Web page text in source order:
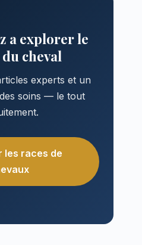
a explorer le
cheval
experts et un
soins — le tout
les races de